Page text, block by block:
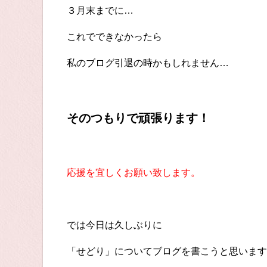
３月末までに…
これでできなかったら
私のブログ引退の時かもしれません…
そのつもりで頑張ります！
応援を宜しくお願い致します。
では今日は久しぶりに
「せどり」についてブログを書こうと思いま